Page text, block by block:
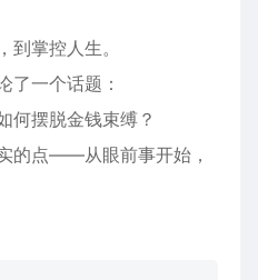
到掌控人生。
了一个话题：
何摆脱金钱束缚？
的点——从眼前事开始，